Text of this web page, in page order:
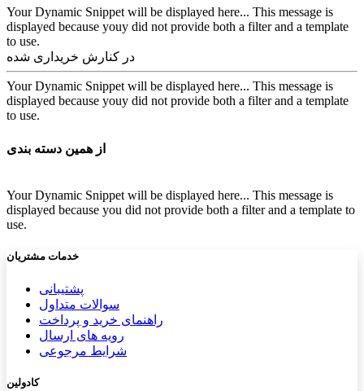
Your Dynamic Snippet will be displayed here... This message is
displayed because youy did not provide both a filter and a template
to use.
در کنارش خریداری شده
Your Dynamic Snippet will be displayed here... This message is
displayed because youy did not provide both a filter and a template
to use.
از همین دسته بندی
Your Dynamic Snippet will be displayed here... This message is
displayed because you did not provide both a filter and a template to
use.
خدمات مشتریان
پشتیب​​انی
سوالات متداول
راهنمای خرید و پرداخت
رویه های ارسال
شرایط مرجوعی
کادولین